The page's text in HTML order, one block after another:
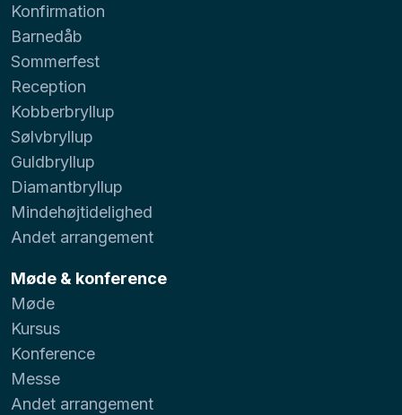
Konfirmation
Barnedåb
Sommerfest
Reception
Kobberbryllup
Sølvbryllup
Guldbryllup
Diamantbryllup
Mindehøjtidelighed
Andet arrangement
Møde & konference
Møde
Kursus
Konference
Messe
Andet arrangement